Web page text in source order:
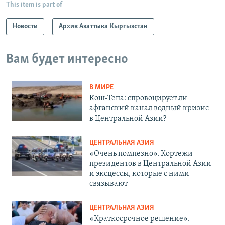
This item is part of
Новости Архив Азаттыка Кыргызстан
Вам будет интересно
В МИРЕ
Кош-Тепа: спровоцирует ли
афганский канал водный кризис
в Центральной Азии?
ЦЕНТРАЛЬНАЯ АЗИЯ
«Очень помпезно». Кортежи
президентов в Центральной Азии
и эксцессы, которые с ними
связывают
ЦЕНТРАЛЬНАЯ АЗИЯ
«Краткосрочное решение».